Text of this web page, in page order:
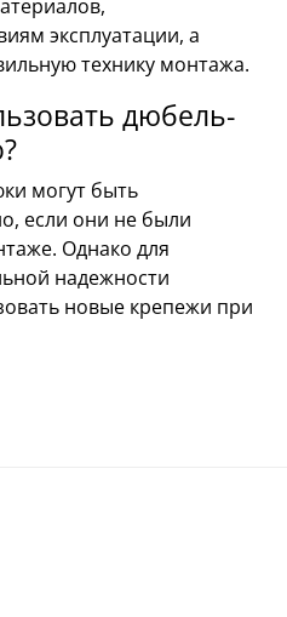
эксплуатации, а
технику монтажа.
дюбель-
могут быть
если они не были
Однако для
надежности
новые крепежи при